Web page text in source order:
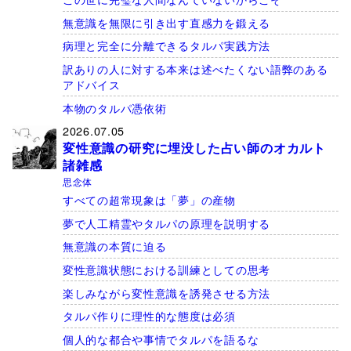
無意識を無限に引き出す直感力を鍛える
病理と完全に分離できるタルパ実践方法
訳ありの人に対する本来は述べたくない語弊のある
アドバイス
本物のタルパ憑依術
2026.07.05
変性意識の研究に埋没した占い師のオカルト
諸雑感
思念体
すべての超常現象は「夢」の産物
夢で人工精霊やタルパの原理を説明する
無意識の本質に迫る
変性意識状態における訓練としての思考
楽しみながら変性意識を誘発させる方法
タルパ作りに理性的な態度は必須
個人的な都合や事情でタルパを語るな